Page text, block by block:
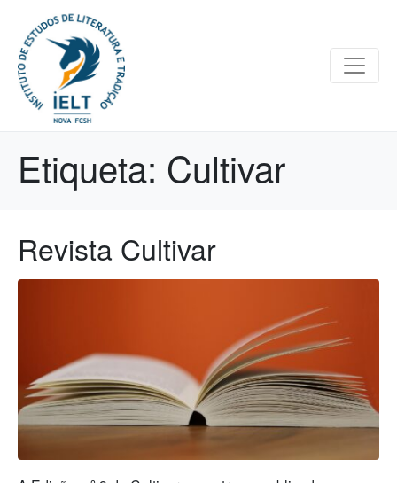
Etiqueta: Cultivar
Revista Cultivar